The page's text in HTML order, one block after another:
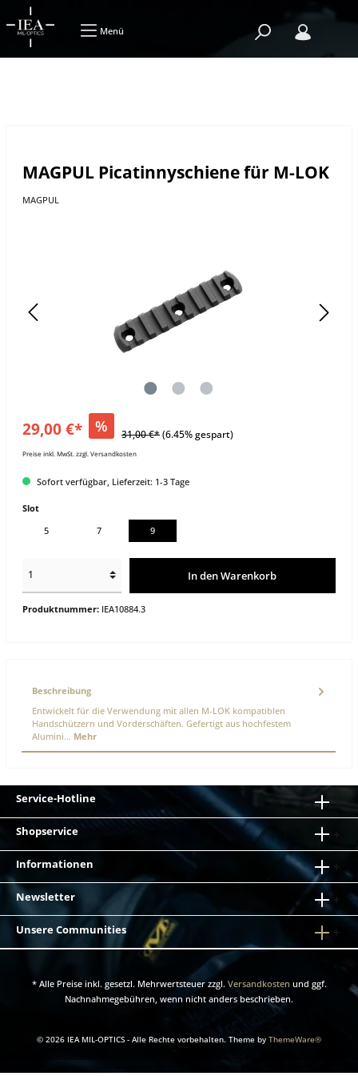
Menü
MAGPUL Picatinnyschiene für M-LOK
MAGPUL
29,00 €* % 31,00 €*(6.45% gespart)
Preise inkl. MwSt. zzgl. Versandkosten
Sofort verfügbar, Lieferzeit: 1-3 Tage
Slot
5
7 9
In den Warenkorb
Produktnummer: IEA10884.3
Beschreibung
Entwickelt für die Verwendung mit allen M-LOK kompatiblen
Handschützern und Vorderschäften. Gefertigt aus hochfestem
Alumini… Mehr
Service-Hotline
Shopservice
Informationen
Newsletter
Unsere Communities
* Alle Preise inkl. gesetzl. Mehrwertsteuer zzgl. Versandkosten und ggf.
Nachnahmegebühren, wenn nicht anders beschrieben.
© 2026 IEA MIL-OPTICS - Alle Rechte vorbehalten. Theme by ThemeWare®